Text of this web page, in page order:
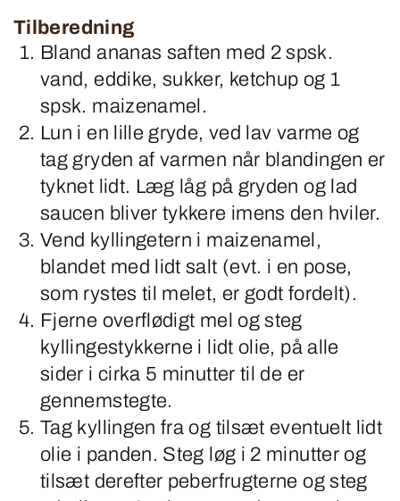
Tilberedning
Bland ananas saften med 2 spsk.
vand, eddike, sukker, ketchup og 1
spsk. maizenamel.
Lun i en lille gryde, ved lav varme og
tag gryden af varmen når blandingen er
tyknet lidt. Læg låg på gryden og lad
saucen bliver tykkere imens den hviler.
Vend kyllingetern i maizenamel,
blandet med lidt salt (evt. i en pose,
som rystes til melet, er godt fordelt).
Fjerne overflødigt mel og steg
kyllingestykkerne i lidt olie, på alle
sider i cirka 5 minutter til de er
gennemstegte.
Tag kyllingen fra og tilsæt eventuelt lidt
olie i panden. Steg løg i 2 minutter og
tilsæt derefter peberfrugterne og steg